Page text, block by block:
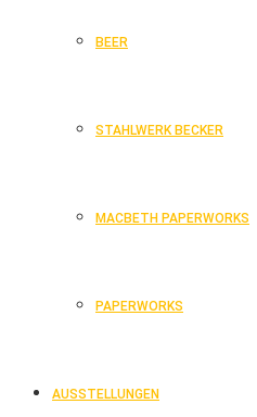
BEER
STAHLWERK BECKER
MACBETH PAPERWORKS
PAPERWORKS
AUSSTELLUNGEN